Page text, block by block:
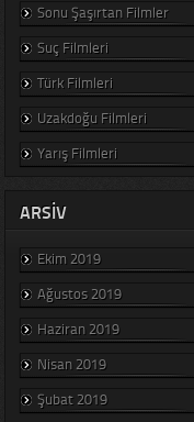
Sonu Şaşırtan Filmler
Suç Filmleri
Türk Filmleri
Uzakdoğu Filmleri
Yarış Filmleri
ARSIV
Ekim 2019
Ağustos 2019
Haziran 2019
Nisan 2019
Şubat 2019